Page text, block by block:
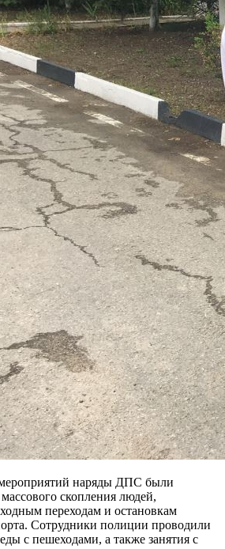
наряды ДПС были
скопления людей,
переходам и остановкам
Сотрудники полиции проводили
с пешеходами, а также занятия с